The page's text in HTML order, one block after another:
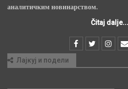
аналитичким новинарством.
Čitaj dalje...
Лајкуј и подели